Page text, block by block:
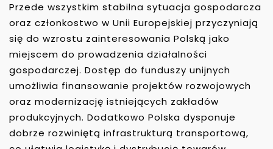
Przede wszystkim stabilna sytuacja gospodarcza
oraz członkostwo w Unii Europejskiej przyczyniają
się do wzrostu zainteresowania Polską jako
miejscem do prowadzenia działalności
gospodarczej. Dostęp do funduszy unijnych
umożliwia finansowanie projektów rozwojowych
oraz modernizację istniejących zakładów
produkcyjnych. Dodatkowo Polska dysponuje
dobrze rozwiniętą infrastrukturą transportową,